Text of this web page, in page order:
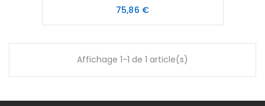
75,86 €Prix
Affichage 1-1 de 1 article(s)